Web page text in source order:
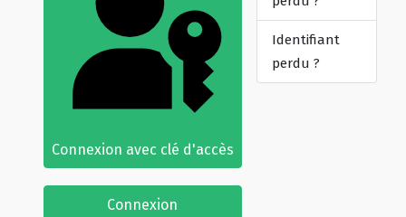
Connexion avec clé d'accès
Connexion
Identifiant
perdu ?